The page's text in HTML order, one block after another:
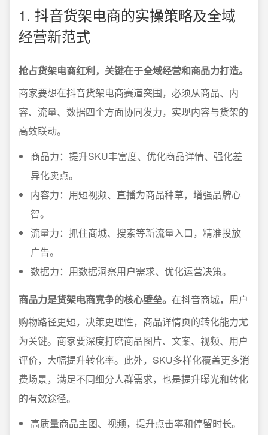
1. 抖音货架电商的实操策略及全域
经营新范式
抢占货架电商红利，关键在于全域经营和商品力打造。
商家要想在抖音货架电商赛道突围，必须从商品、内
容、流量、数据四个方面协同发力，实现内容与货架的
高效联动。
商品力：提升SKU丰富度、优化商品详情、强化差
异化卖点。
内容力：用短视频、直播为商品种草，增强品牌心
智。
流量力：抓住商城、搜索等新流量入口，精准投放
广告。
数据力：用数据洞察用户需求、优化运营决策。
商品力是货架电商竞争的核心壁垒。 在抖音商城，用户
购物路径更短，决策更理性，商品详情页的转化能力尤
为关键。商家要深度打磨商品图片、文案、视频、用户
评价，大幅提升转化率。此外，SKU多样化覆盖更多消
费场景，满足不同细分人群需求，也是提升曝光和转化
的有效途径。
高质量商品主图、视频，提升点击率和停留时长。